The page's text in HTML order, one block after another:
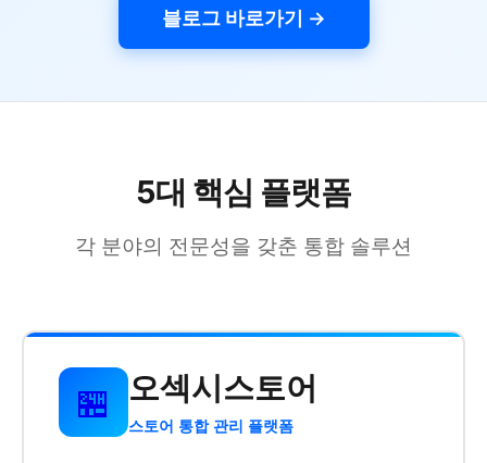
블로그 바로가기 →
5대 핵심 플랫폼
각 분야의 전문성을 갖춘 통합 솔루션
🏪 오섹시스토어
스토어 통합 관리 플랫폼